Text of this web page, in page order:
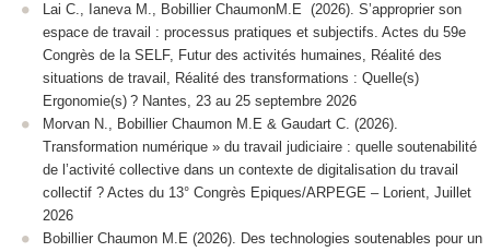
Lai C., Ianeva M., Bobillier ChaumonM.E (2026). S’approprier son
espace de travail : processus pratiques et subjectifs. Actes du 59e
Congrès de la SELF, Futur des activités humaines, Réalité des
situations de travail, Réalité des transformations : Quelle(s)
Ergonomie(s) ? Nantes, 23 au 25 septembre 2026
Morvan N., Bobillier Chaumon M.E & Gaudart C. (2026).
Transformation numérique » du travail judiciaire : quelle soutenabilité
de l’activité collective dans un contexte de digitalisation du travail
collectif ? Actes du 13° Congrès Epiques/ARPEGE – Lorient, Juillet
2026
Bobillier Chaumon M.E (2026). Des technologies soutenables pour un